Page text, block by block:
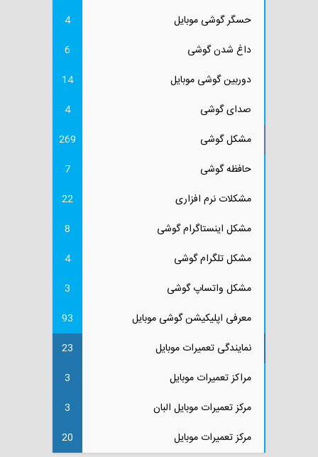
حسگر گوشی موبایل
4
داغ شدن گوشی
6
دوربین گوشی موبایل
14
صدای گوشی
4
مشکل گوشی
269
حافظه گوشی
7
مشکلات نرم افزاری
22
مشکل اینستاگرام گوشی
8
مشکل تلگرام گوشی
4
مشکل واتساپ گوشی
3
معرفی اپلیکیشن گوشی موبایل
93
نمایندگی تعمیرات موبایل
23
مراکز تعمیرات موبایل
3
مرکز تعمیرات موبایل البان
3
مرکز تعمیرات موبایل
20